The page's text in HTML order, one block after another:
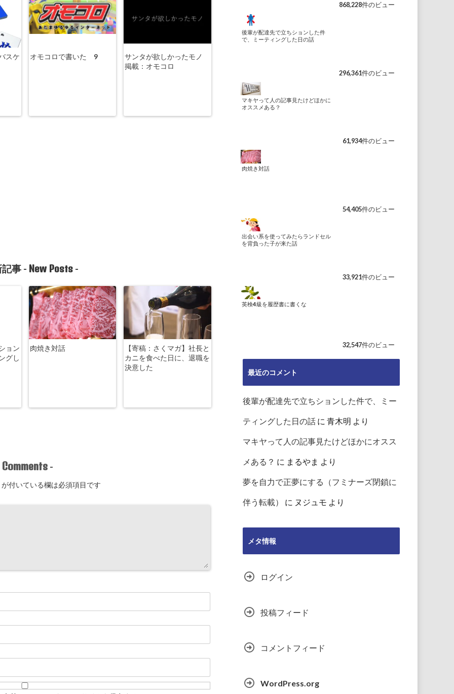
スケ オモコロで書いた 9
サンタが欲しかったモノ
掲載：オモコロ
事 - New Posts -
ョン
グし
肉焼き対話
【寄稿：さくマガ】社長と
カニを食べた日に、退職を
決意した
Comments -
が付いている欄は必須項目です
868,228件のビュー
後輩が配達先で立ちションした件
で、ミーティングした日の話
296,361件のビュー
マキヤって人の記事見たけどほかに
オススメある？
61,934件のビュー
肉焼き対話
54,405件のビュー
出会い系を使ってみたらランドセル
を背負った子が来た話
33,921件のビュー
英検4級を履歴書に書くな
32,547件のビュー
最近のコメント
後輩が配達先で立ちションした件で、ミー
ティングした日の話 に 青木明 より
マキヤって人の記事見たけどほかにオスス
メある？ に まるやま より
夢を自力で正夢にする（フミナーズ閉鎖に
伴う転載） に ヌジュモ より
メタ情報
ログイン
投稿フィード
コメントフィード
WordPress.org